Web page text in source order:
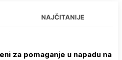
NAJČITANIJE
za pomaganje u napadu na